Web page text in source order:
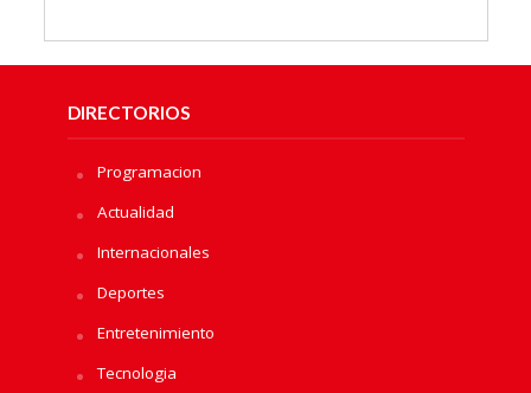
DIRECTORIOS
Programacion
Actualidad
Internacionales
Deportes
Entretenimiento
Tecnologia